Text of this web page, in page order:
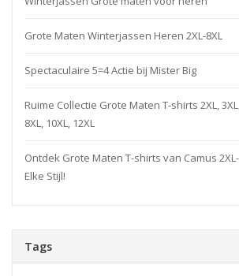
Grote Maten Winterjassen Heren 2XL-8XL
Spectaculaire 5=4 Actie bij Mister Big
Ruime Collectie Grote Maten T-shirts 2XL, 3XL,
8XL, 10XL, 12XL
Ontdek Grote Maten T-shirts van Camus
Elke Stijl!
Tags